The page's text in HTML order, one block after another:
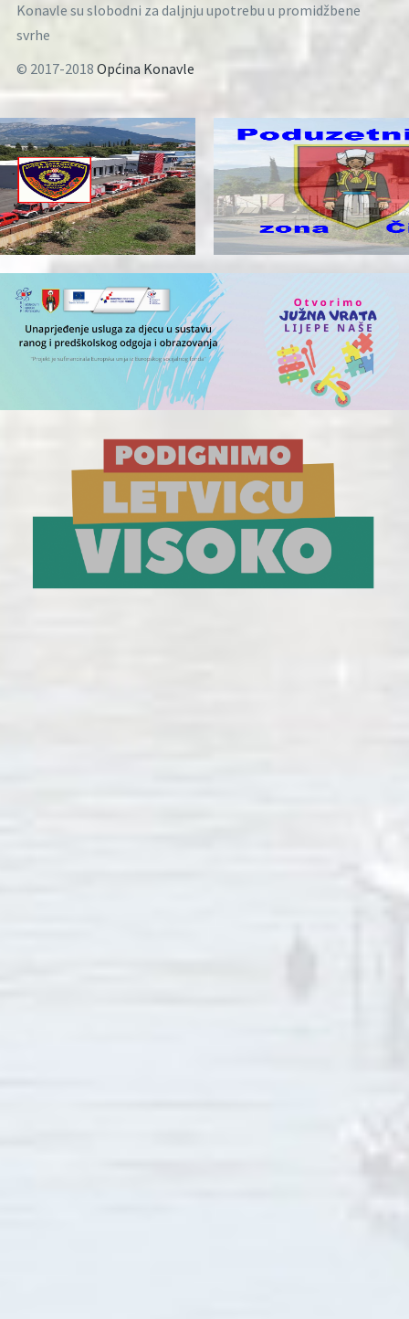
Konavle su slobodni za daljnju upotrebu u promidžbene
svrhe
© 2017-2018 Općina Konavle